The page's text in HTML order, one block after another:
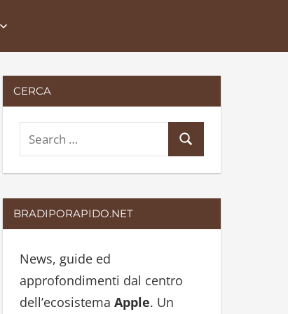
CERCA
e
a
r
c
f
o
r
e
c
BRADIPORAPIDO.NET
News, guide ed
approfondimenti dal centro
dell’ecosistema Apple. Un